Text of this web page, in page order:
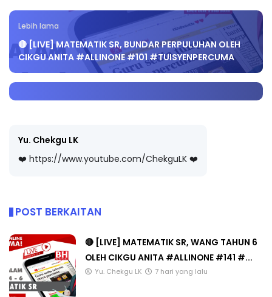
Lebih lama
🔴 [LIVE] MATEMATIK SR, BUNDAR PERPULUHAN OLEH
CIKGU ANITA #ALLINONE #101 #TUISYENPERCUMA
Yu. Chekgu LK
❤️ https://www.youtube.com/ChekguLK ❤️
POST BERKAITAN
🔴 [LIVE] MATEMATIK SR, WANG TAHUN 6
OLEH CIKGU ANITA #ALLINONE #141 #...
Yu. Chekgu LK 7 hari yang lalu